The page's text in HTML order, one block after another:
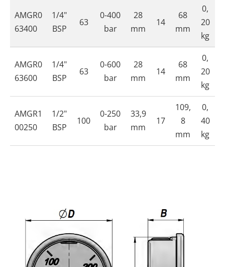
AMGR0
63400
1/4"
BSP
63
0-400
bar
28
mm
14
68
mm
0,
20
kg
AMGR0
63600
1/4"
BSP
63
0-600
bar
28
mm
14
68
mm
0,
20
kg
AMGR1
00250
1/2"
BSP
100
0-250
bar
33,9
mm
17
109,
8
mm
0,
40
kg